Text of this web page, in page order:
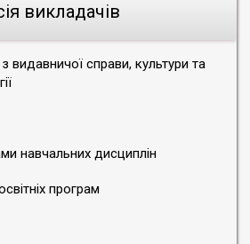
викладачів
видавничої справи, культури та
навчальних дисциплін
програм